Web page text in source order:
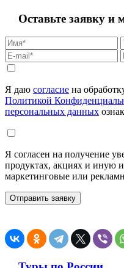
Оставьте заявку
Я даю согласие на
Политикой
персональных данных
Я согласен на получение
продуктах, акциях и иную
маркетинговые или